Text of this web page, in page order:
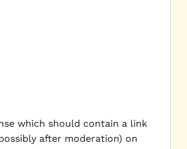
which should contain a link
after moderation) on